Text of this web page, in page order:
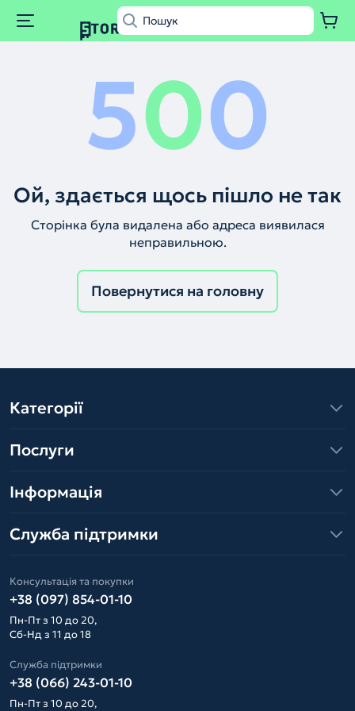
500
Ой, здається щось пішло не так
Сторінка була видалена або адреса виявилася
неправильною.
Повернутися на головну
Категорії
Послуги
Інформація
Служба підтримки
Консультація та покупки
+38 (097) 854-01-10
Пн-Пт з 10 до 20,
Сб-Нд з 11 до 18
Служба підтримки
+38 (066) 243-01-10
Пн-Пт з 10 до 20,